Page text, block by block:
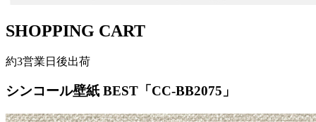
SHOPPING CART
約3営業日後出荷
シンコール壁紙 BEST「CC-BB2075」